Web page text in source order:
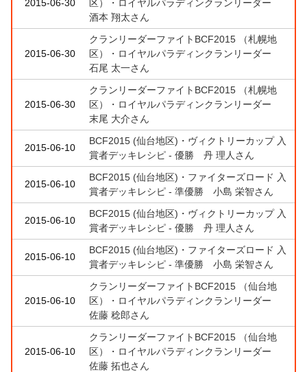
2015-06-30
区）・ロイヤルパラディンクランリーダー
酒本 翔太さん
2015-06-30
クランリーダーファイトBCF2015 （札幌地
区）・ロイヤルパラディンクランリーダー
石尾 太一さん
2015-06-30
クランリーダーファイトBCF2015 （札幌地
区）・ロイヤルパラディンクランリーダー
末尾 大介さん
2015-06-10
BCF2015 (仙台地区)・ヴィクトリーカップ 入
賞者デッキレシピ - 優勝 丹 理人さん
2015-06-10
BCF2015 (仙台地区)・ファイターズロード 入
賞者デッキレシピ - 準優勝 小島 栄智さん
2015-06-10
BCF2015 (仙台地区)・ヴィクトリーカップ 入
賞者デッキレシピ - 優勝 丹 理人さん
2015-06-10
BCF2015 (仙台地区)・ファイターズロード 入
賞者デッキレシピ - 準優勝 小島 栄智さん
2015-06-10
クランリーダーファイトBCF2015 （仙台地
区）・ロイヤルパラディンクランリーダー
佐藤 稔郎さん
2015-06-10
クランリーダーファイトBCF2015 （仙台地
区）・ロイヤルパラディンクランリーダー
佐藤 拓也さん